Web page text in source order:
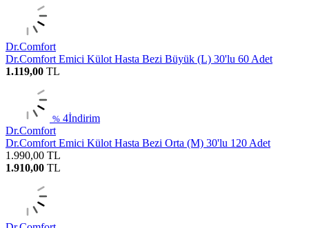
Dr.Comfort
Dr.Comfort Emici Külot Hasta Bezi Büyük (L) 30'lu 60 Adet
1.119,00 TL
% 4İndirim
Dr.Comfort
Dr.Comfort Emici Külot Hasta Bezi Orta (M) 30'lu 120 Adet
1.990,00 TL
1.910,00 TL